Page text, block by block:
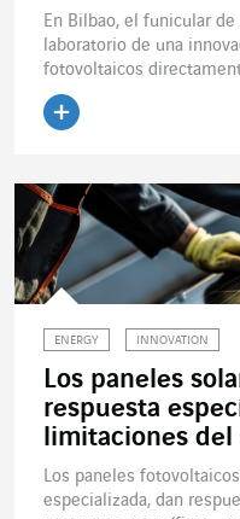
En Bilbao, el funicular
laboratorio de una
fotovoltaicos
ENERGY INNOVATION
Los paneles
respuesta
limitaciones
Los paneles
especializada, dan